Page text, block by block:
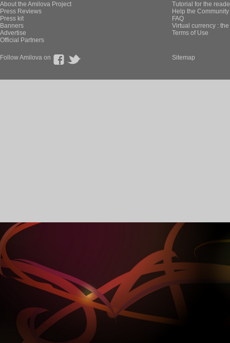
About the Amilova Project
Press Reviews
Press kit
Banners
Advertise
Official Partners
Tutorial for the
Help the
FAQ
Virtual currency :
Terms of Use
Follow Amilova on Sitemap